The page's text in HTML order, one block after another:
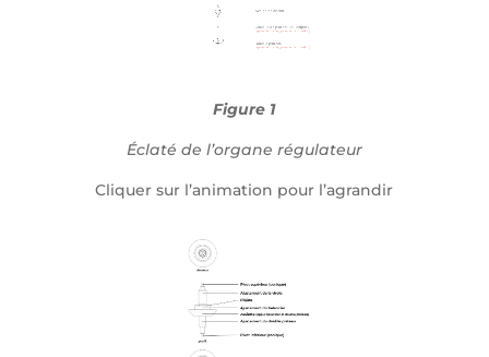
Figure 1
Éclaté de l’organe régulateur
Cliquer sur l’animation pour l’agrandir